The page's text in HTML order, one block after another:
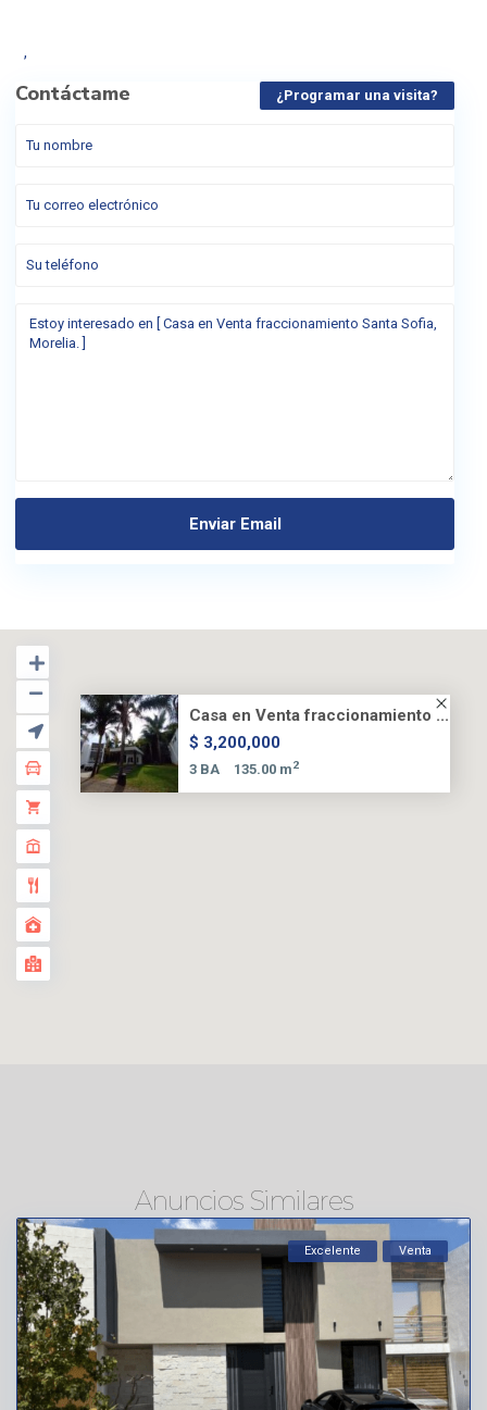
,
Contáctame ¿Programar una visita?
Casa en Venta fraccionamiento ...
$ 3,200,000
3 BA 135.00 m2
Anuncios Similares
Excelente Venta